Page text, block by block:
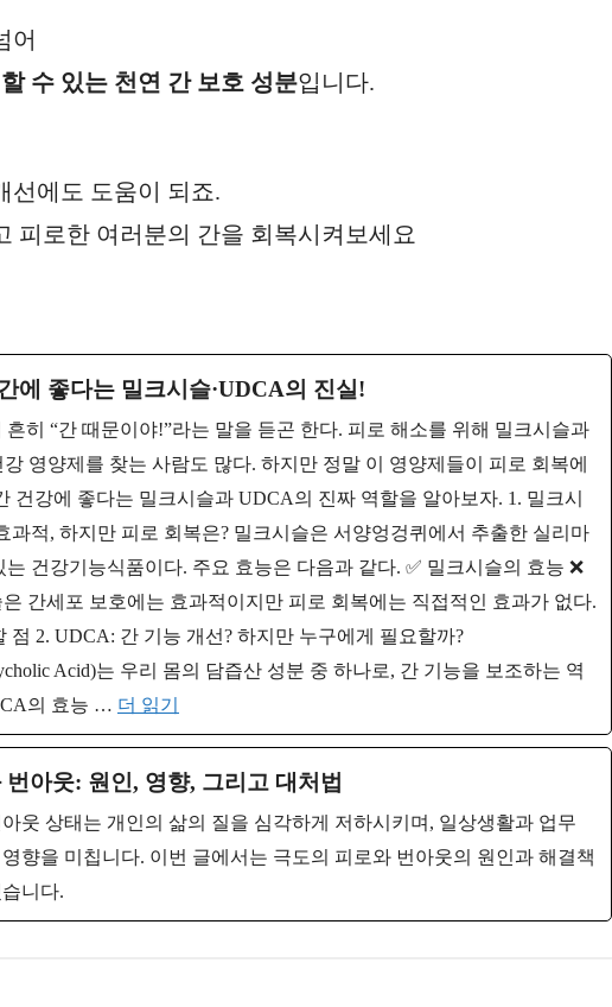
어
수 있는 천연 간 보호 성분입니다.
선에도 도움이 되죠.
피로한 여러분의 간을 회복시켜보세요
에 좋다는 밀크시슬·UDCA의 진실!
흔히 “간 때문이야!”라는 말을 듣곤 한다. 피로 해소를 위해 밀크시슬과
영양제를 찾는 사람도 많다. 하지만 정말 이 영양제들이 피로 회복에
건강에 좋다는 밀크시슬과 UDCA의 진짜 역할을 알아보자. 1. 밀크시
과적, 하지만 피로 회복은? 밀크시슬은 서양엉겅퀴에서 추출한 실리마
는 건강기능식품이다. 주요 효능은 다음과 같다. ✅ 밀크시슬의 효능 ❌
간세포 보호에는 효과적이지만 피로 회복에는 직접적인 효과가 없다.
점 2. UDCA: 간 기능 개선? 하지만 누구에게 필요할까?
Acid)는 우리 몸의 담즙산 성분 중 하나로, 간 기능을 보조하는 역
의 효능 … 더 읽기
아웃: 원인, 영향, 그리고 대처법
웃 상태는 개인의 삶의 질을 심각하게 저하시키며, 일상생활과 업무
향을 미칩니다. 이번 글에서는 극도의 피로와 번아웃의 원인과 해결책
니다.